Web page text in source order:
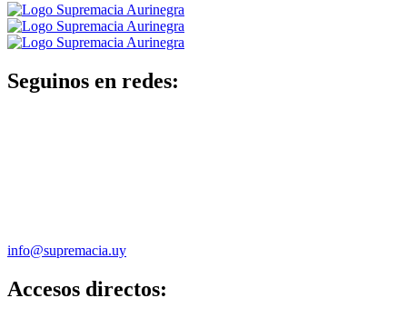
Seguinos en redes:
info@supremacia.uy
Accesos directos: